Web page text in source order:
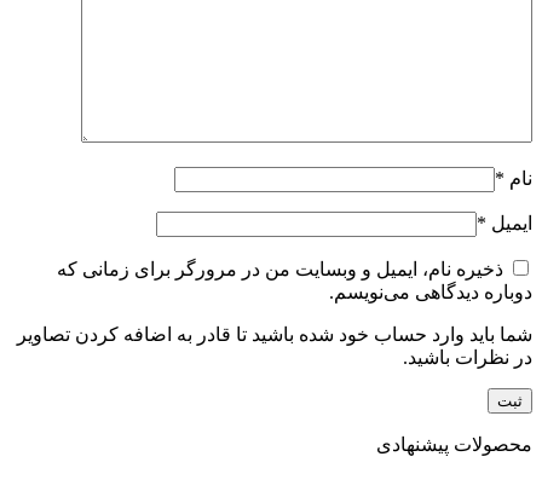
نام *
ایمیل *
ذخیره نام، ایمیل و وبسایت من در مرورگر برای زمانی که
دوباره دیدگاهی می‌نویسم.
شما باید وارد حساب خود شده باشید تا قادر به اضافه کردن تصاویر
در نظرات باشید.
محصولات پیشنهادی